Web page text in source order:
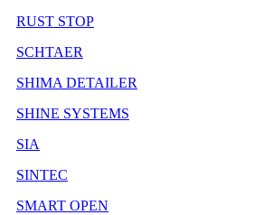
RUST STOP
SCHTAER
SHIMA DETAILER
SHINE SYSTEMS
SIA
SINTEC
SMART OPEN